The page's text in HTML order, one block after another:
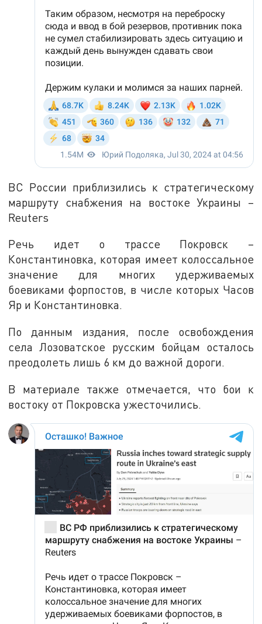
ВС России приблизились к стратегическому
маршруту снабжения на востоке Украины –
Reuters
Речь идет о трассе Покровск –
Константиновка, которая имеет колоссальное
значение для многих удерживаемых
боевиками форпостов, в числе которых Часов
Яр и Константиновка.
По данным издания, после освобождения
села Лозоватское русским бойцам осталось
преодолеть лишь 6 км до важной дороги.
В материале также отмечается, что бои к
востоку от Покровска ужесточились.